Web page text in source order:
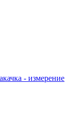
- измерение